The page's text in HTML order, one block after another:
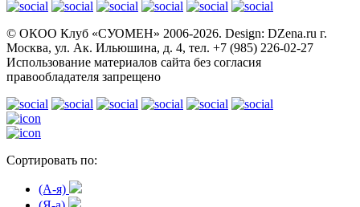
© OКОО Клуб «СУОМЕН» 2006-2026. Design: DZena.ru г.
Москва, ул. Ак. Ильюшина, д. 4, тел. +7 (985) 226-02-27
Использование материалов сайта без согласия
правообладателя запрещено
Сортировать по:
(A-я)